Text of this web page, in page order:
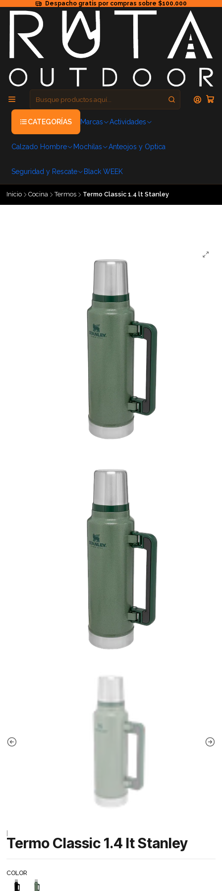
Despacho gratis por compras sobre $100.000
CATEGORÍAS Marcas Actividades
Calzado Hombre Mochilas Anteojos y Optica
Seguridad y Rescate Black WEEK
Inicio Cocina Termos Termo Classic 1.4 lt Stanley
Termo Classic 1.4 lt Stanley
COLOR